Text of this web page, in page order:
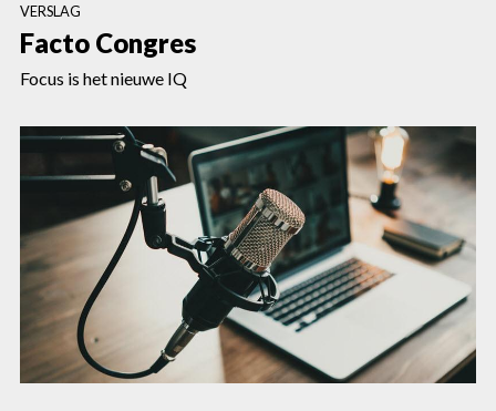
VERSLAG
Facto Congres
Focus is het nieuwe IQ